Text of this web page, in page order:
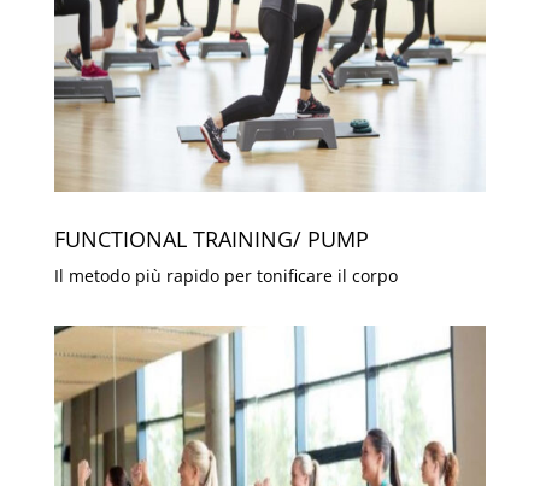
FUNCTIONAL TRAINING/ PUMP
Il metodo più rapido per tonificare il corpo